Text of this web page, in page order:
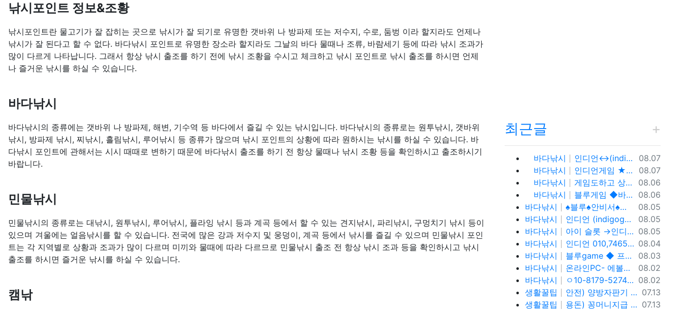
낚시포인트 정보&조황
낚시포인트란 물고기가 잘 잡히는 곳으로 낚시가 잘 되기로 유명한 갯바위 나 방파제 또는 저수지, 수로, 둠벙 이라 할지라도 언제나
낚시가 잘 된다고 할 수 없다. 바다낚시 포인트로 유명한 장소라 할지라도 그날의 바다 물때나 조류, 바람세기 등에 따라 낚시 조과가
많이 다르게 나타납니다. 그래서 항상 낚시 출조를 하기 전에 낚시 조황을 수시고 체크하고 낚시 포인트로 낚시 출조를 하시면 언제
나 즐거운 낚시를 하실 수 있습니다.
바다낚시
바다낚시의 종류에는 갯바위 나 방파제, 해변, 기수역 등 바다에서 즐길 수 있는 낚시입니다. 바다낚시의 종류로는 원투낚시, 갯바위
낚시, 방파제 낚시, 찌낚시, 흘림낚시, 루어낚시 등 종류가 많으며 낚시 포인트의 상황에 따라 원하시는 낚시를 하실 수 있습니다. 바
다낚시 포인트에 관해서는 시시 때때로 변하기 때문에 바다낚시 출조를 하기 전 항상 물때나 낚시 조황 등을 확인하시고 출조하시기
바랍니다.
민물낚시
민물낚시의 종류로는 대낚시, 원투낚시, 루어낚시, 플라잉 낚시 등과 계곡 등에서 할 수 있는 견지낚시, 파리낚시, 구멍치기 낚시 등이
있으며 겨울에는 얼음낚시를 할 수 있습니다. 전국에 많은 강과 저수지 및 웅덩이, 계곡 등에서 낚시를 즐길 수 있으며 민물낚시 포인
트는 각 지역별로 상황과 조과가 많이 다르며 미끼와 물때에 따라 다르므로 민물낚시 출조 전 항상 낚시 조과 등을 확인하시고 낚시
출조를 하시면 즐거운 낚시를 하실 수 있습니다.
캠낚
최근글
등록일
08.07
바다낚시
인디언↔(indigo game)o1o.81.7 9.5.2.7.4% 인디언 바둑이,온라인 홀덤 투명한 운영 방식과 다양한 참가 기회
등록일
08.07
바다낚시
인디언게임 ★fefas.net★와일드홀덤 토너먼트 섹­시카­지노뉴카­지노 아이 슬롯 아시아슬­롯 i-slot슬­롯
등록일
08.06
바다낚시
게임도하고 상금도받자! 0１O=7465 = 3464 인디언 홀덤 블루게임
등록일
08.06
바다낚시
블루게임 ◆바둑이 와일드홀덤 토너먼트◆ pshotgam.com ◆코인충전/테더/USDT가능◆블루게임◆ 온라인 실전 blue바 둑 이.
등록일
08.05
바다낚시
♠블루♠안비서♠ㅇ10,81,79,52,74 (blue) 바이브게임
등록일
08.05
바다낚시
인디언 (indigogame) 콜센터. holdemSITE.문의: ㅋㅏ톡 / 텔ㄹㅔ : T S T 3 6 5
등록일
08.05
바다낚시
아이 슬롯 →인디언홀덤게임 0. 10.81.7 9.→5.2.7.4%
등록일
08.04
바다낚시
인디언 010,7465,3464 (indigo-game) 콜센터.
등록일
08.03
바다낚시
블루game ◆ 프라그마틱 슬 롯 & 에 볼 루 션 ◆ BLUE C A S I N O ◆ 바 둑 이 | 홀 덤 | 바 캬 라 | 슬 롯 | 맞 고 ◆가입 코드 : 안비서◆
등록일
08.02
바다낚시
온라인PC- 에볼루션슬롯 - 블루게임 WWW.fefas.net 아이슬롯아시아
등록일
08.02
바다낚시
ㅇ10-8179-5274 블루게임 fefas.net 바이브게임
등록일
07.13
생활꿀팁
안전) 양방자판기 토토반환신청 텔레@ybcs24
등록일
07.13
생활꿀팁
용돈) 꽁머니지급 토토빚복구 텔레@ybcs24